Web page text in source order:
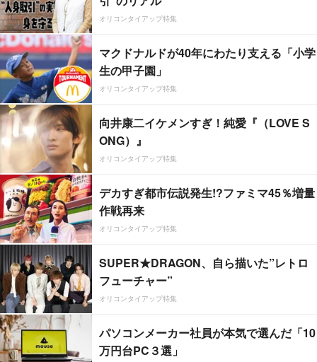
オリコンタイアップ特集
マクドナルドが40年にわたり支える「小学
生の甲子園」
オリコンタイアップ特集
向井康二イケメンすぎ！純愛『（LOVE S
ONG）』
オリコンタイアップ特集
デカすぎ都市伝説発生!?ファミマ45％増量
作戦再来
オリコンタイアップ特集
SUPER★DRAGON、自ら描いた”レトロ
フューチャー”
オリコンタイアップ特集
パソコンメーカー社員が本気で選んだ「10
万円台PC３選」